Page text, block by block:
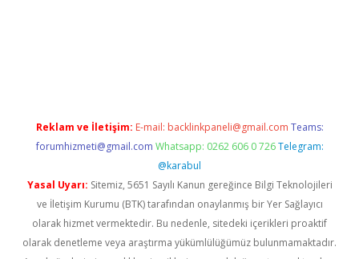
Reklam ve İletişim: E-mail: backlinkpaneli@gmail.com Teams:
forumhizmeti@gmail.com Whatsapp: 0262 606 0 726 Telegram:
@karabul
Yasal Uyarı: Sitemiz, 5651 Sayılı Kanun gereğince Bilgi Teknolojileri
ve İletişim Kurumu (BTK) tarafından onaylanmış bir Yer Sağlayıcı
olarak hizmet vermektedir. Bu nedenle, sitedeki içerikleri proaktif
olarak denetleme veya araştırma yükümlülüğümüz bulunmamaktadır.